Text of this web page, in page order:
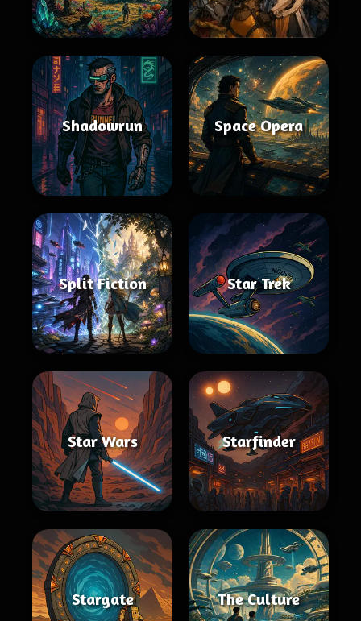
Shadowrun Space Opera
Split Fiction Star Trek
Star Wars Starfinder
Stargate The Culture